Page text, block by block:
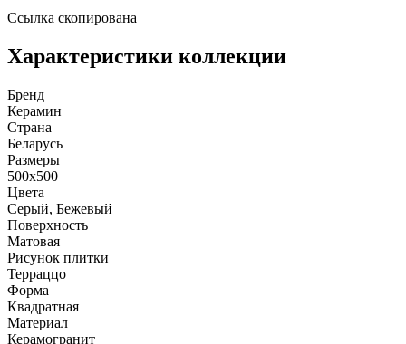
Ссылка скопирована
Характеристики коллекции
Бренд
Керамин
Страна
Беларусь
Размеры
500x500
Цвета
Серый, Бежевый
Поверхность
Матовая
Рисунок плитки
Терраццо
Форма
Квадратная
Материал
Керамогранит